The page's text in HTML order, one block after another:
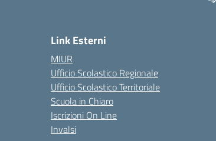
Link Esterni
MIUR
Ufficio Scolastico Regionale
Ufficio Scolastico Territoriale
Scuola in Chiaro
Iscrizioni On Line
Invalsi